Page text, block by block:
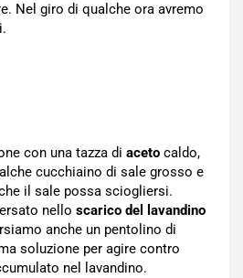
Nel giro di qualche ora avremo
con una tazza di aceto caldo,
cucchiaino di sale grosso e
il sale possa sciogliersi.
nello scarico del lavandino
anche un pentolino di
soluzione per agire contro
nel lavandino.